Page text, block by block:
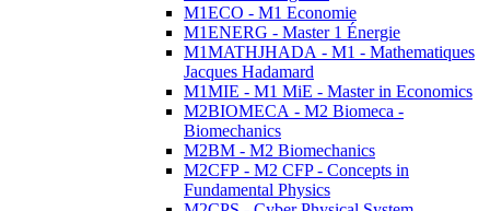
M1ECO - M1 Economie
M1ENERG - Master 1 Énergie
M1MATHJHADA - M1 - Mathematiques
Jacques Hadamard
M1MIE - M1 MiE - Master in Economics
M2BIOMECA - M2 Biomeca -
Biomechanics
M2BM - M2 Biomechanics
M2CFP - M2 CFP - Concepts in
Fundamental Physics